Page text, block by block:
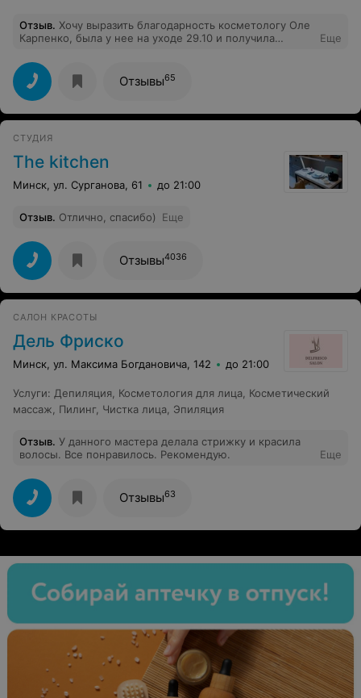
Отзыв. Хочу выразить благодарность косметологу Оле
Карпенко, была у нее на уходе 29.10 и получила
внимания. Также получила рекомендации по
домашнему уходу и подбору средств с последующим
действиями в салоне для меня) Обязательно приду
снова. Спасибо Оля и Beauty Time!
Еще
Отзывы65
СТУДИЯ
The kitchen
Минск, ул. Сурганова, 61 до 21:00
Отзыв. Отлично, спасибо) Еще
Отзывы4036
САЛОН КРАСОТЫ
Дель Фриско
Минск, ул. Максима Богдановича, 142 до 21:00
Услуги: Депиляция Косметология для лица Косметический
массаж
Пилинг, Чистка лица Эпиляция
Отзыв. У данного мастера делала стрижку и красила
волосы. Все понравилось. Рекомендую.
Еще
Отзывы63